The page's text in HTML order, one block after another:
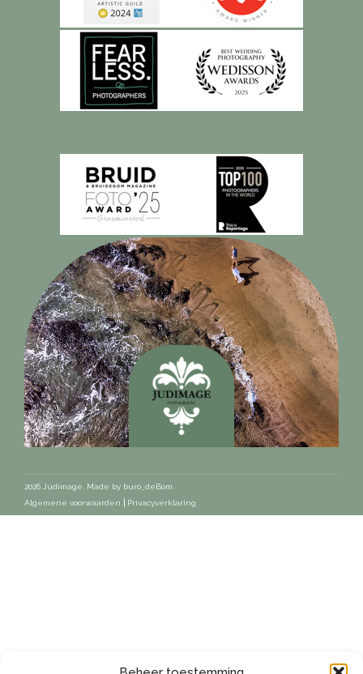
2026 Judimage. Made by buro_deBom
Algemene voorwaarden
Privacyverklaring